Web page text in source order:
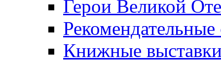
Герои Великой
Рекомендательные
Книжные